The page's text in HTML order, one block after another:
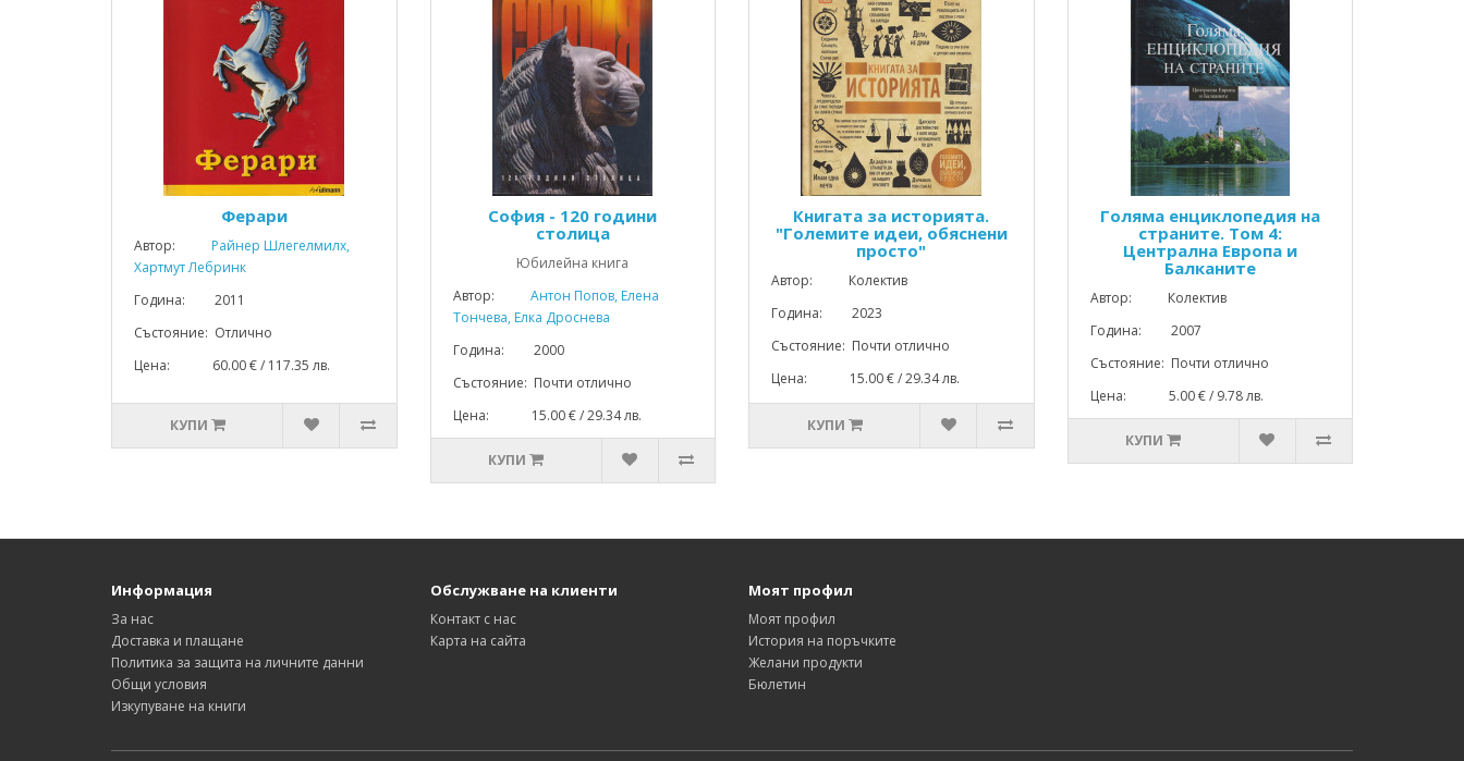
Ферари
Автор:
Райнер Шлегелмилх,
Хартмут Лебринк
Година: 2011
Състояние: Отлично
Цена: 60.00 € / 117.35 лв.
КУПИ
София - 120 години
столица
Юбилейна книга
Автор:
Антон Попов, Елена
Тончева, Елка Дроснева
Година: 2000
Състояние: Почти отлично
Цена: 15.00 € / 29.34 лв.
КУПИ
Книгата за историята.
"Големите идеи, обяснени
просто"
Автор: Колектив
Година: 2023
Състояние: Почти отлично
Цена: 15.00 € / 29.34 лв.
КУПИ
Голяма енциклопедия на
страните. Том 4:
Централна Европа и
Балканите
Автор: Колектив
Година: 2007
Състояние: Почти отлично
Цена: 5.00 € / 9.78 лв.
КУПИ
Информация
За нас
Доставка и плащане
Политика за защита на личните данни
Общи условия
Изкупуване на книги
Обслужване на клиенти
Контакт с нас
Карта на сайта
Моят профил
Моят профил
История на поръчките
Желани продукти
Бюлетин